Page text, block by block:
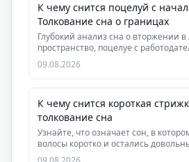
К чему снится поцелуй с
Толкование сна о границах
Глубокий анализ сна о вторжении
пространство, поцелуе с
скрыт...
09.08.2026
К чему снится короткая
толкование сна
Узнайте, что означает сон, в
волосы коротко и остались